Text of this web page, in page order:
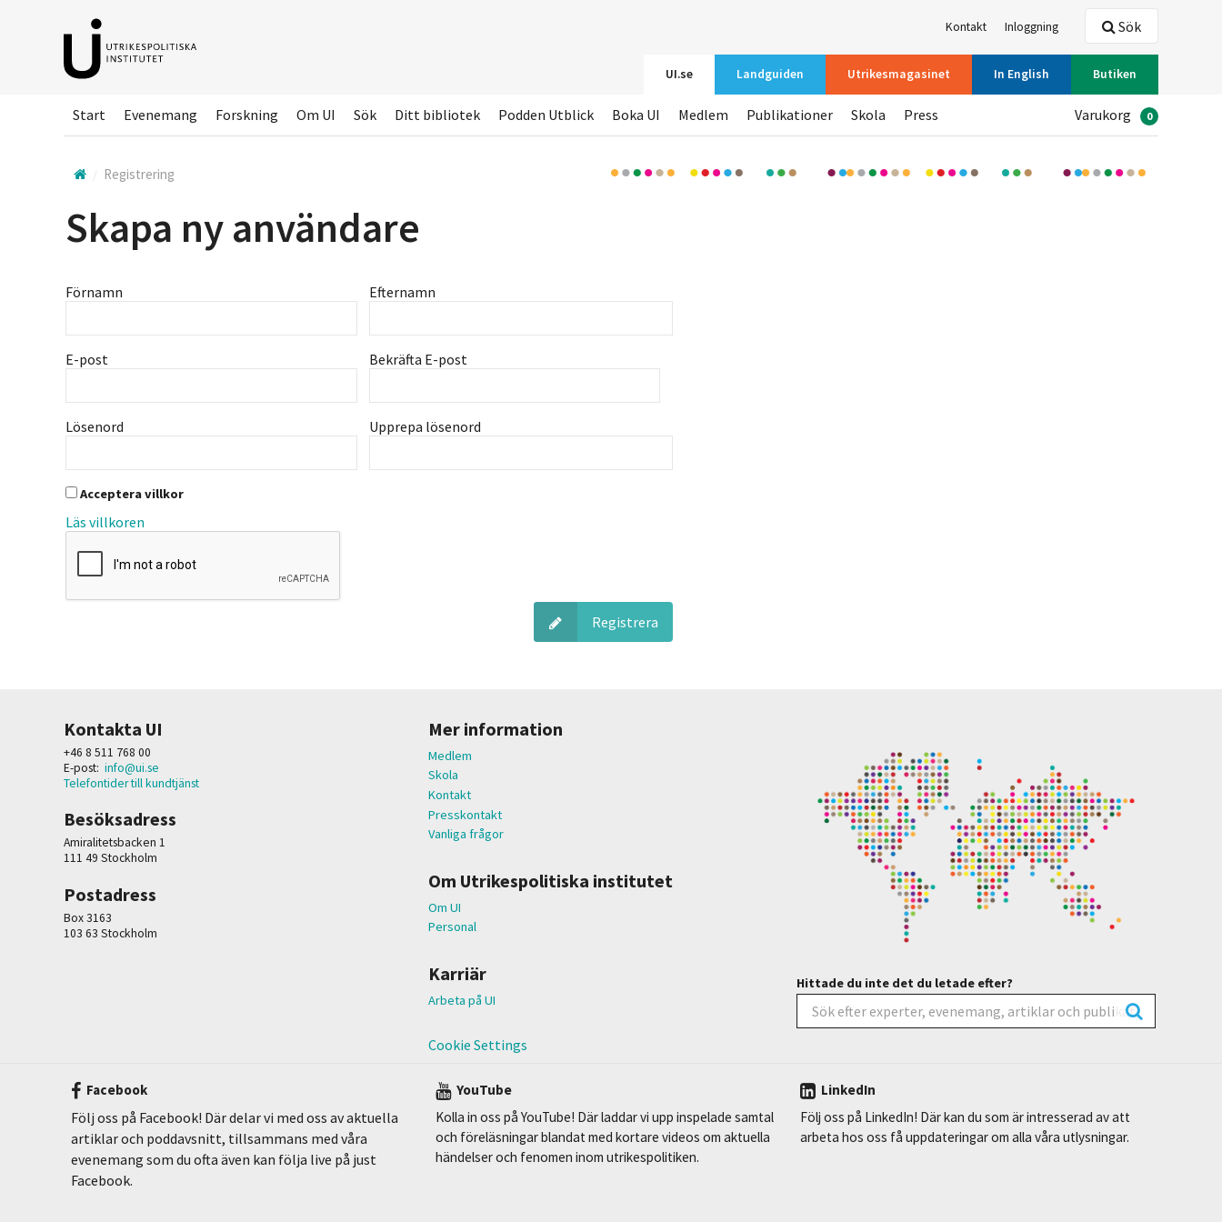
Kontakt Inloggning
UI.se Landguiden Utrikesmagasinet In English Butiken
Sök
Start Evenemang Forskning Om UI Sök Ditt bibliotek Podden Utblick Boka UI Medlem Publikationer Skola Press Varukorg 0
Registrering
Skapa ny användare
Förnamn Efternamn
E-post Bekräfta E-post
Lösenord Upprepa lösenord
Acceptera villkor
Läs villkoren
Registrera
Kontakta UI
+46 8 511 768 00
E-post: info@ui.se
Telefontider till kundtjänst
Besöksadress
Amiralitetsbacken 1
111 49 Stockholm
Postadress
Box 3163
103 63 Stockholm
Mer information
Medlem
Skola
Kontakt
Presskontakt
Vanliga frågor
Om Utrikespolitiska institutet
Om UI
Personal
Karriär
Arbeta på UI
Cookie Settings
Hittade du inte det du letade efter?
Facebook
Följ oss på Facebook! Där delar vi med oss av aktuella
artiklar och poddavsnitt, tillsammans med våra
evenemang som du ofta även kan följa live på just
Facebook.
YouTube
Kolla in oss på YouTube! Där laddar vi upp inspelade samtal
och föreläsningar blandat med kortare videos om aktuella
händelser och fenomen inom utrikespolitiken.
LinkedIn
Följ oss på LinkedIn! Där kan du som är intresserad av att
arbeta hos oss få uppdateringar om alla våra utlysningar.